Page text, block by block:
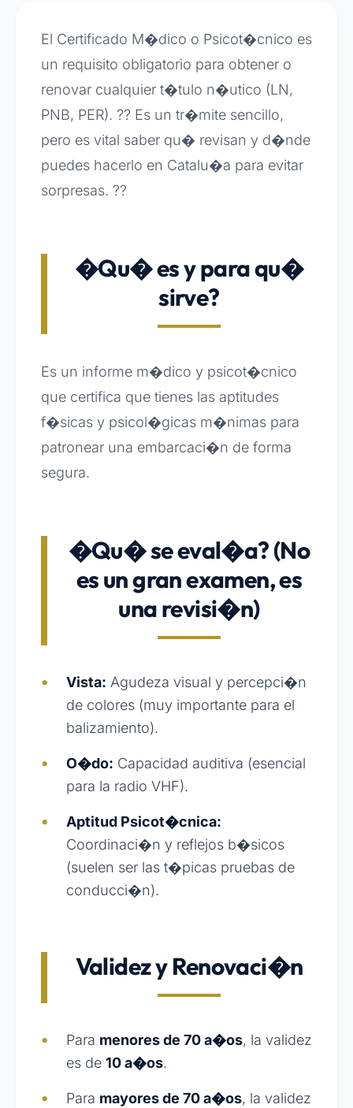
El Certificado M�dico o Psicot�cnico es
un requisito obligatorio para obtener o
renovar cualquier t�tulo n�utico (LN,
PNB, PER). ?? Es un tr�mite sencillo,
pero es vital saber qu� revisan y d�nde
puedes hacerlo en Catalu�a para evitar
sorpresas. ??
�Qu� es y para qu�
sirve?
Es un informe m�dico y psicot�cnico
que certifica que tienes las aptitudes
f�sicas y psicol�gicas m�nimas para
patronear una embarcaci�n de forma
segura.
�Qu� se eval�a? (No
es un gran examen, es
una revisi�n)
Vista: Agudeza visual y percepci�n
de colores (muy importante para el
balizamiento).
O�do: Capacidad auditiva (esencial
para la radio VHF).
Aptitud Psicot�cnica:
Coordinaci�n y reflejos b�sicos
(suelen ser las t�picas pruebas de
conducci�n).
Validez y Renovaci�n
Para menores de 70 a�os, la validez
es de 10 a�os.
Para mayores de 70 a�os, la validez